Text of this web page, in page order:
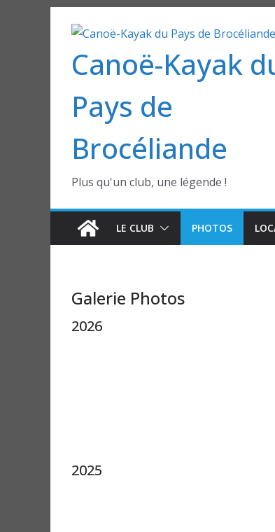
contenuCanoë-Kayak
Pays de
Brocéliande
Plus qu'un club, une légende !
LE CLUB PHOTOS
Galerie Photos
2026
2025